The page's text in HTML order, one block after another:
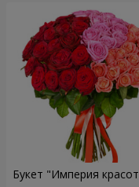
Букет "Империя